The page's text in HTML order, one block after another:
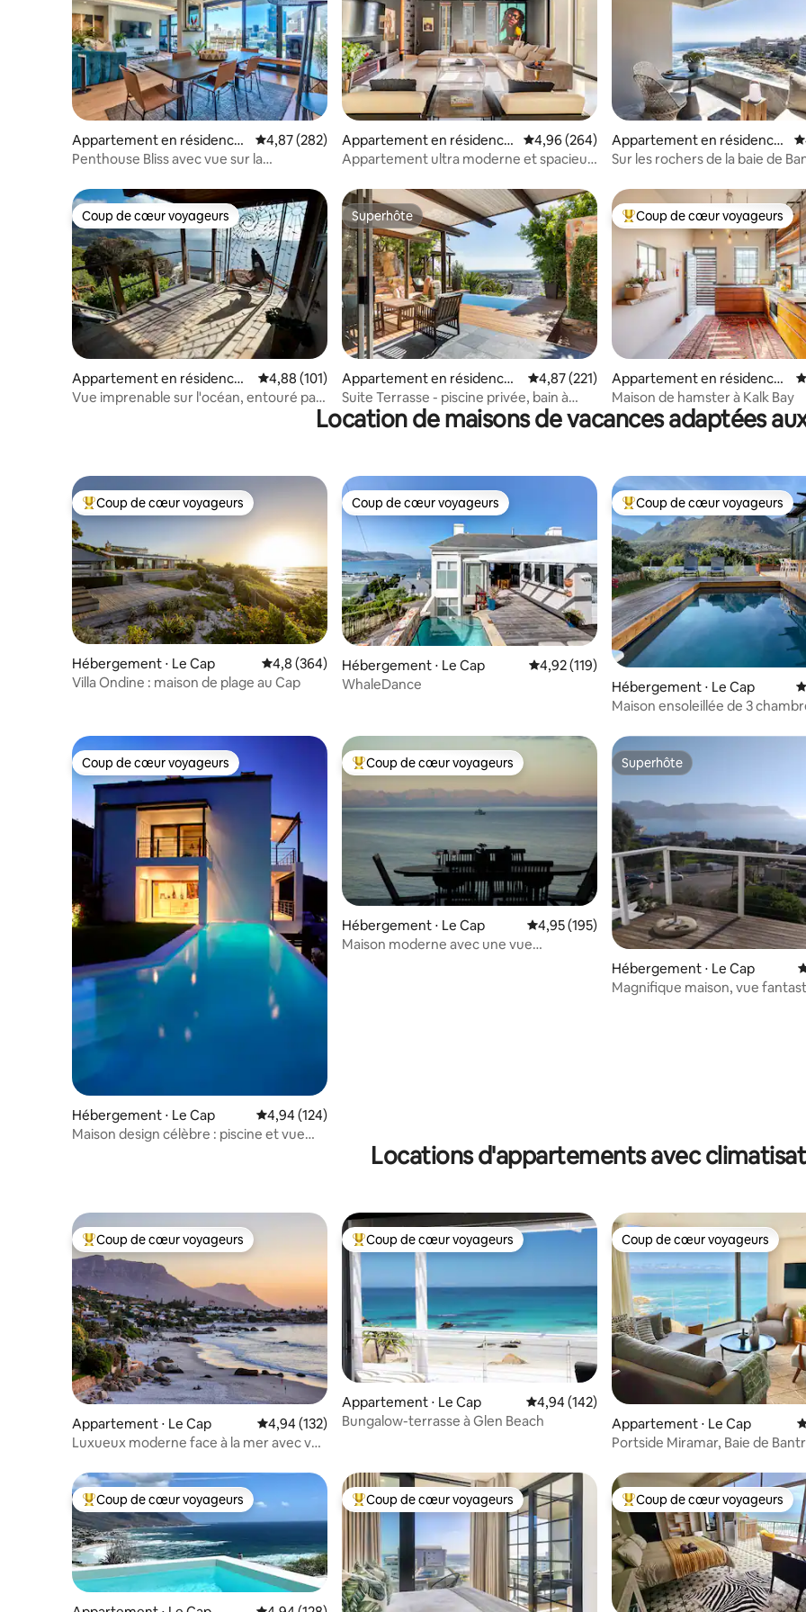
Appartement en résidence
⋅ Le Cap
Évaluation moyenne sur la base de 282 commentaires : 4,87 sur 5
4,87 (282)
Penthouse Bliss avec vue sur la
Appartement en résidence
⋅ Le Cap
Évaluation moyenne sur la base de 264
4,96 (264)
Appartement ultra moderne et spacieux
Appartement en résidence
⋅ Le Cap
Sur les rochers de la baie de
Coup de cœur voyageurs
Coup de cœur voyageurs
Appartement en résidence ⋅
Le Cap
Évaluation moyenne sur la base de 101 commentaires : 4,88 sur 5
4,88 (101)
Vue imprenable sur l'océan, entouré par
Superhôte
Superhôte
Appartement en résidence ⋅
Le Cap
Évaluation moyenne sur la base de 221
4,87 (221)
Suite Terrasse - piscine privée, bain à
remous, cheminée
Coups de cœur voyageurs les
Coup de cœur voyageurs
Appartement en résidence ⋅
Le Cap
Maison de hamster à Kalk Bay
Location de maisons de vacances adaptées
Coups de cœur voyageurs les plus appréciés
Coup de cœur voyageurs
Hébergement ⋅ Le Cap Évaluation moyenne sur la base de 364 commentaires : 4,8 sur 5
4,8 (364)
Villa Ondine : maison de plage au Cap
Coup de cœur voyageurs
Coup de cœur voyageurs
Hébergement ⋅ Le Cap Évaluation moyenne sur la base de 119
4,92 (119)
WhaleDance
Coups de cœur voyageurs les
Coup de cœur voyageurs
Hébergement ⋅ Le Cap
Maison ensoleillée de 3
Coup de cœur voyageurs
Coup de cœur voyageurs
Hébergement ⋅ Le Cap Évaluation moyenne sur la base de 124 commentaires : 4,94 sur 5
4,94 (124)
Maison design célèbre : piscine et vue
Coups de cœur voyageurs les plus appréciés
Coup de cœur voyageurs
Hébergement ⋅ Le Cap Évaluation moyenne sur la base de 195
4,95 (195)
Maison moderne avec une vue
Superhôte
Superhôte
Hébergement ⋅ Le Cap
Magnifique maison, vue
Locations d'appartements avec
Coups de cœur voyageurs les plus appréciés
Coup de cœur voyageurs
Appartement ⋅ Le Cap Évaluation moyenne sur la base de 132 commentaires : 4,94 sur 5
4,94 (132)
Luxueux moderne face à la mer avec vue
Coups de cœur voyageurs les plus appréciés
Coup de cœur voyageurs
Appartement ⋅ Le Cap Évaluation moyenne sur la base de 142
4,94 (142)
Bungalow-terrasse à Glen Beach
Coup de cœur voyageurs
Coup de cœur voyageurs
Appartement ⋅ Le Cap
Portside Miramar, Baie de
Coups de cœur voyageurs les plus appréciés
Coup de cœur voyageurs Coups de cœur voyageurs les plus appréciés
Coup de cœur voyageurs Coups de cœur voyageurs les
Coup de cœur voyageurs